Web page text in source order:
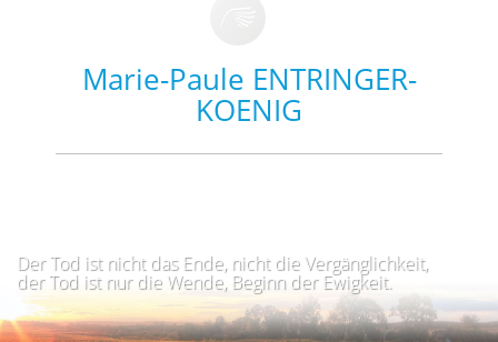
Marie-Paule ENTRINGER-
KOENIG
Der Tod ist nicht das Ende, nicht die Vergänglichkeit,
der Tod ist nur die Wende, Beginn der Ewigkeit.